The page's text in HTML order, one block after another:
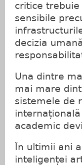
critice
sensibile
decizia
Una dintre
mai mare
sistemele de
academic
În ultimii ani
inteligenței